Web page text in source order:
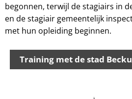
begonnen, terwijl de stagiairs in
en de stagiair gemeentelijk
met hun opleiding beginnen.
Training met de stad